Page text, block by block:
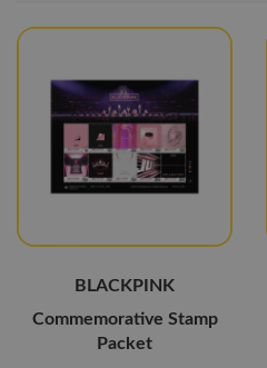
BLACKPINK
Commemorative Stamp
Packet